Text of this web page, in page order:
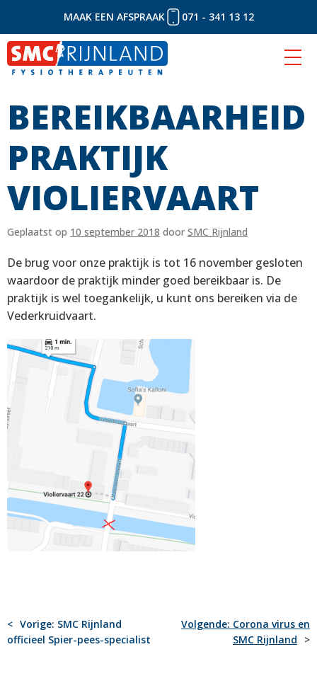
Naar
inhoud
MAAK EEN AFSPRAAK 071 - 341 13 12
BEREIKBAARHEID
PRAKTIJK
VIOLIERVAART
Geplaatst op 10 september 2018 door SMC Rijnland
De brug voor onze praktijk is tot 16 november gesloten
waardoor de praktijk minder goed bereikbaar is. De
praktijk is wel toegankelijk, u kunt ons bereiken via de
Vederkruidvaart.
BERICHT
Vorige: SMC Rijnland
officieel Spier-pees-specialist
Volgende: Corona virus en
SMC Rijnland